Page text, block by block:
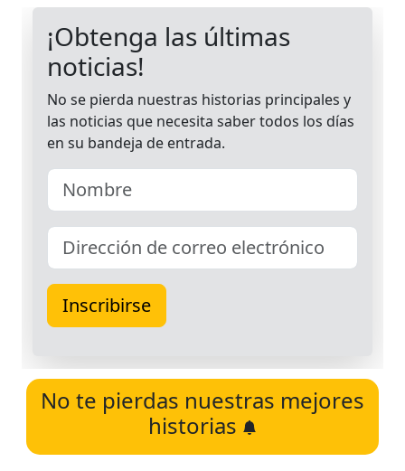
No te pierdas nuestras mejores
historias